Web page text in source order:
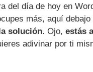
del día de hoy en
más, aquí
solución. Ojo,estás
adivinar por ti